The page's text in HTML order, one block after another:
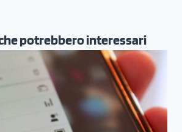
potrebbero interessari